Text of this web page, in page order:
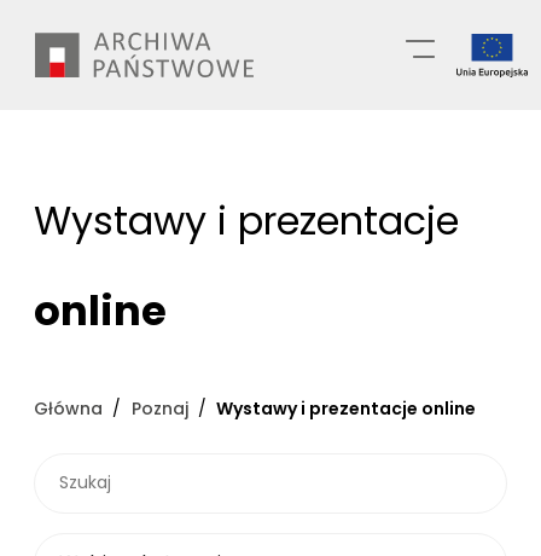
treści
Wystawy i prezentacje
online
Główna Poznaj Wystawy i prezentacje online